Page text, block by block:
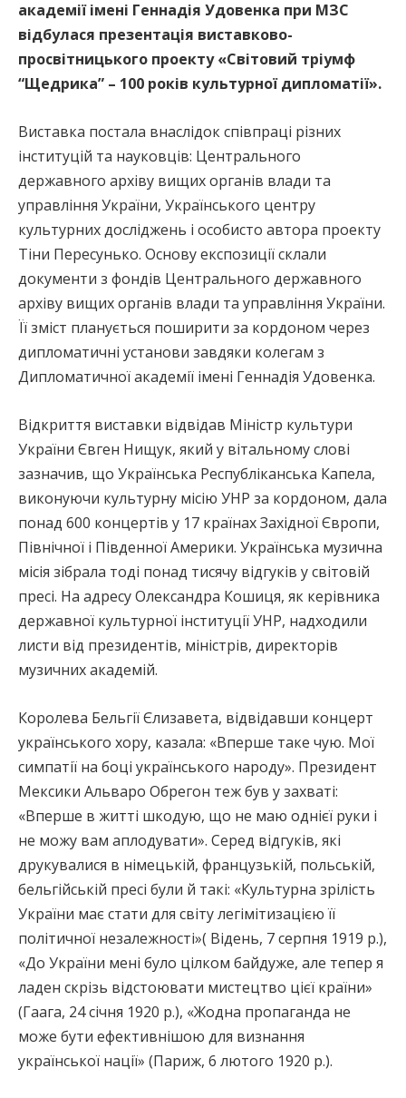
академії імені Геннадія Удовенка при МЗС
відбулася презентація виставково-
просвітницького проекту «Світовий тріумф
“Щедрика” – 100 років культурної дипломатії».
Виставка постала внаслідок співпраці різних
інституцій та науковців: Центрального
державного архіву вищих органів влади та
управління України, Українського центру
культурних досліджень і особисто автора проекту
Тіни Пересунько. Основу експозиції склали
документи з фондів Центрального державного
архіву вищих органів влади та управління України.
Її зміст планується поширити за кордоном через
дипломатичні установи завдяки колегам з
Дипломатичної академії імені Геннадія Удовенка.
Відкриття виставки відвідав Міністр культури
України Євген Нищук, який у вітальному слові
зазначив, що Українська Республіканська Капела,
виконуючи культурну місію УНР за кордоном, дала
понад 600 концертів у 17 країнах Західної Європи,
Північної і Південної Америки. Українська музична
місія зібрала тоді понад тисячу відгуків у світовій
пресі. На адресу Олександра Кошиця, як керівника
державної культурної інституції УНР, надходили
листи від президентів, міністрів, директорів
музичних академій.
Королева Бельгії Єлизавета, відвідавши концерт
українського хору, казала: «Вперше таке чую. Мої
симпатії на боці українського народу». Президент
Мексики Альваро Обрегон теж був у захваті:
«Вперше в житті шкодую, що не маю однієї руки і
не можу вам аплодувати». Серед відгуків, які
друкувалися в німецькій, французькій, польській,
бельгійській пресі були й такі: «Культурна зрілість
України має стати для світу легімітизацією її
політичної незалежності»( Відень, 7 серпня 1919 р.),
«До України мені було цілком байдуже, але тепер я
ладен скрізь відстоювати мистецтво цієї країни»
(Гаага, 24 січня 1920 р.), «Жодна пропаганда не
може бути ефективнішою для визнання
української нації» (Париж, 6 лютого 1920 р.).